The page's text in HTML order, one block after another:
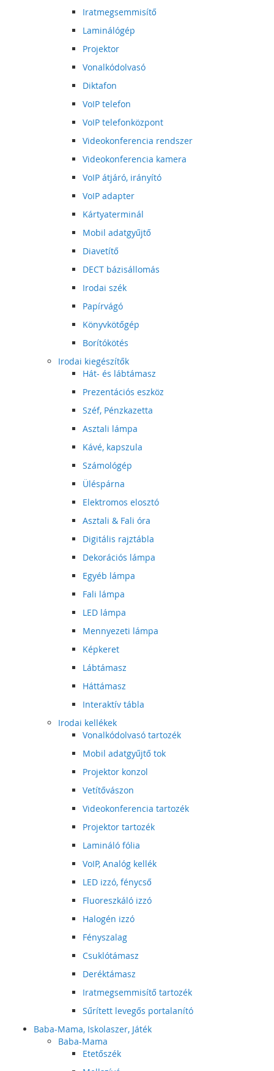
Iratmegsemmisítő
Laminálógép
Projektor
Vonalkódolvasó
Diktafon
VoIP telefon
VoIP telefonközpont
Videokonferencia rendszer
Videokonferencia kamera
VoIP átjáró, irányító
VoIP adapter
Kártyaterminál
Mobil adatgyűjtő
Diavetítő
DECT bázisállomás
Irodai szék
Papírvágó
Könyvkötőgép
Borítókötés
Irodai kiegészítők
Hát- és lábtámasz
Prezentációs eszköz
Széf, Pénzkazetta
Asztali lámpa
Kávé, kapszula
Számológép
Üléspárna
Elektromos elosztó
Asztali & Fali óra
Digitális rajztábla
Dekorációs lámpa
Egyéb lámpa
Fali lámpa
LED lámpa
Mennyezeti lámpa
Képkeret
Lábtámasz
Háttámasz
Interaktív tábla
Irodai kellékek
Vonalkódolvasó tartozék
Mobil adatgyűjtő tok
Projektor konzol
Vetítővászon
Videokonferencia tartozék
Projektor tartozék
Lamináló fólia
VoIP, Analóg kellék
LED izzó, fénycső
Fluoreszkáló izzó
Halogén izzó
Fényszalag
Csuklótámasz
Deréktámasz
Iratmegsemmisítő tartozék
Sűrített levegős portalanító
Baba-Mama, Iskolaszer, Játék
Baba-Mama
Etetőszék